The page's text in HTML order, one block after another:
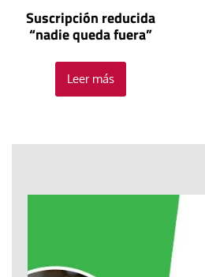
Suscripción reducida
“nadie queda fuera”
Leer más